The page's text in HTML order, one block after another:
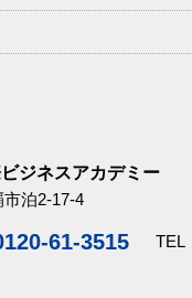
ジネスアカデミー
市泊2-17-4
61-3515 TEL